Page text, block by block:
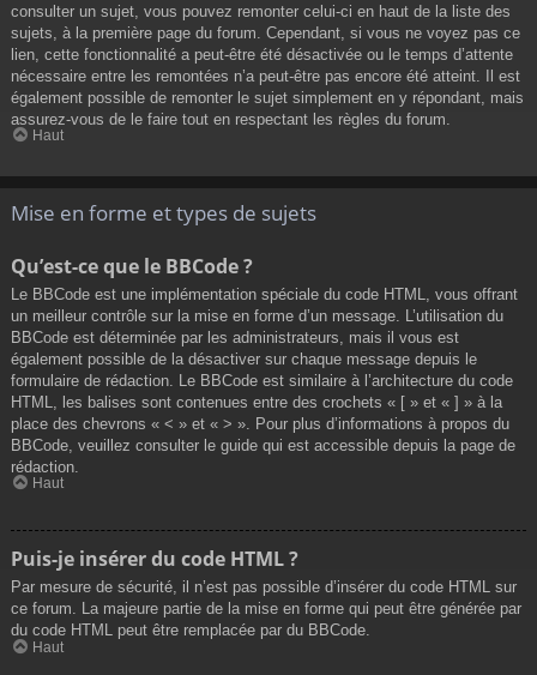
consulter un sujet, vous pouvez remonter celui-ci en haut de la liste des
sujets, à la première page du forum. Cependant, si vous ne voyez pas ce
lien, cette fonctionnalité a peut-être été désactivée ou le temps d’attente
nécessaire entre les remontées n’a peut-être pas encore été atteint. Il est
également possible de remonter le sujet simplement en y répondant, mais
assurez-vous de le faire tout en respectant les règles du forum.
Haut
Mise en forme et types de sujets
Qu’est-ce que le BBCode ?
Le BBCode est une implémentation spéciale du code HTML, vous offrant
un meilleur contrôle sur la mise en forme d’un message. L’utilisation du
BBCode est déterminée par les administrateurs, mais il vous est
également possible de la désactiver sur chaque message depuis le
formulaire de rédaction. Le BBCode est similaire à l’architecture du code
HTML, les balises sont contenues entre des crochets « [ » et « ] » à la
place des chevrons « < » et « > ». Pour plus d’informations à propos du
BBCode, veuillez consulter le guide qui est accessible depuis la page de
rédaction.
Haut
Puis-je insérer du code HTML ?
Par mesure de sécurité, il n’est pas possible d’insérer du code HTML sur
ce forum. La majeure partie de la mise en forme qui peut être générée par
du code HTML peut être remplacée par du BBCode.
Haut